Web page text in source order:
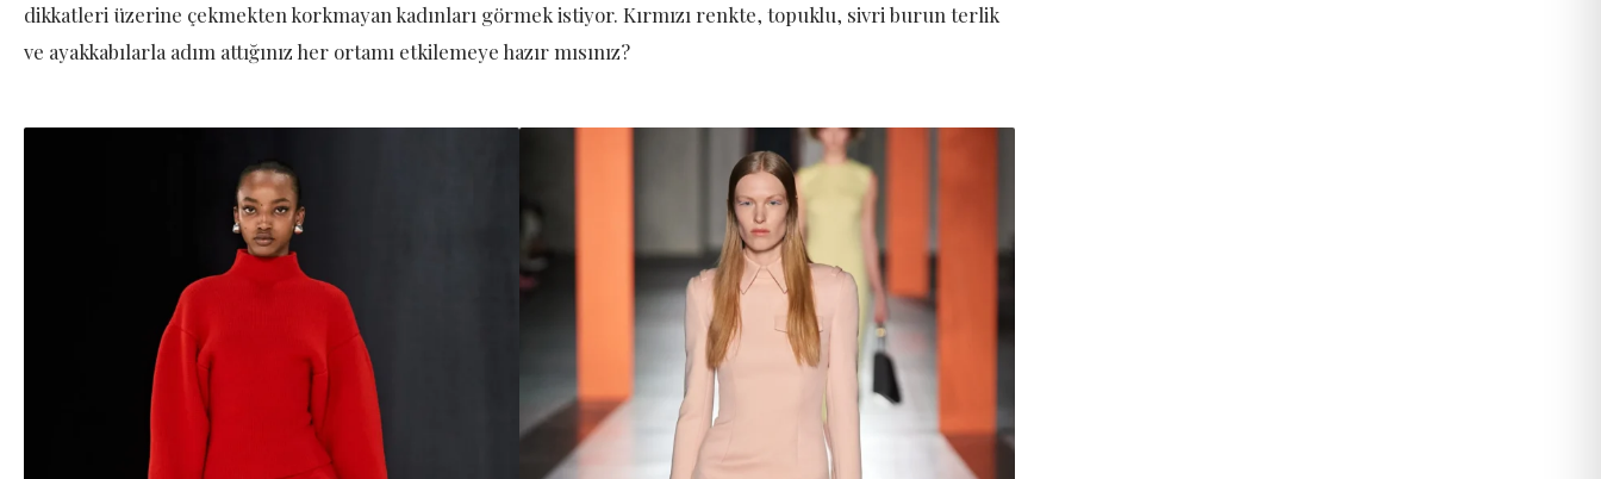
dikkatleri üzerine çekmekten korkmayan kadınları görmek istiyor. Kırmızı renkte, topuklu, sivri burun terlik
ve ayakkabılarla adım attığınız her ortamı etkilemeye hazır mısınız?